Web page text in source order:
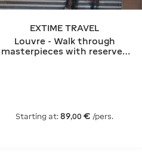
EXTIME TRAVEL
Louvre - Walk through
masterpieces with reserved
Starting at:89,00 € /pers.